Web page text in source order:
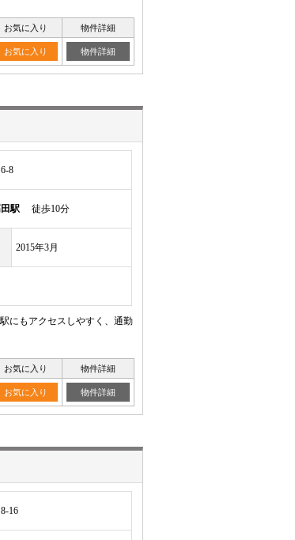
お気に入り 物件詳細
お気に入り 物件詳細
8
駅徒歩10分
2015年3月
にもアクセスしやすく、通勤
お気に入り 物件詳細
お気に入り 物件詳細
16